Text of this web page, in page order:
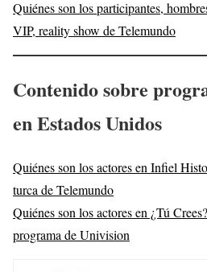
Quiénes son los participantes,
VIP, reality show de Telemundo
Contenido sobre
en Estados Unidos
Quiénes son los actores en Infiel
turca de Telemundo
Quiénes son los actores en ¿Tú
programa de Univision